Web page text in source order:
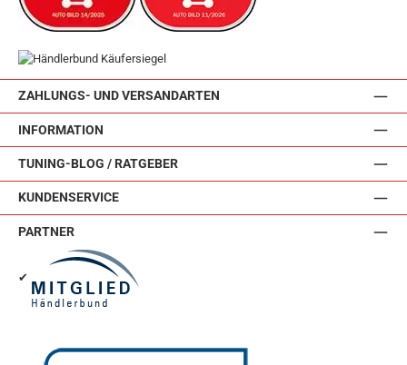
ZAHLUNGS- UND VERSANDARTEN
INFORMATION
TUNING-BLOG / RATGEBER
KUNDENSERVICE
PARTNER
✔